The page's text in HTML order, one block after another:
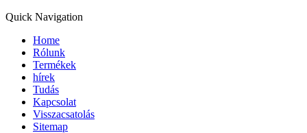
Quick Navigation
Home
Rólunk
Termékek
hírek
Tudás
Kapcsolat
Visszacsatolás
Sitemap